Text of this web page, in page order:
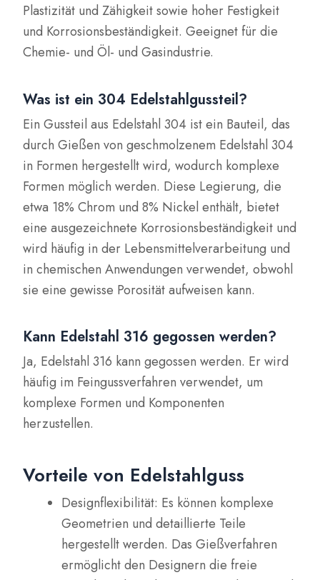
Plastizität und Zähigkeit sowie hoher Festigkeit
und Korrosionsbeständigkeit. Geeignet für die
Chemie- und Öl- und Gasindustrie.
Was ist ein 304 Edelstahlgussteil?
Ein Gussteil aus Edelstahl 304 ist ein Bauteil, das
durch Gießen von geschmolzenem Edelstahl 304
in Formen hergestellt wird, wodurch komplexe
Formen möglich werden. Diese Legierung, die
etwa 18% Chrom und 8% Nickel enthält, bietet
eine ausgezeichnete Korrosionsbeständigkeit und
wird häufig in der Lebensmittelverarbeitung und
in chemischen Anwendungen verwendet, obwohl
sie eine gewisse Porosität aufweisen kann.
Kann Edelstahl 316 gegossen werden?
Ja, Edelstahl 316 kann gegossen werden. Er wird
häufig im Feingussverfahren verwendet, um
komplexe Formen und Komponenten
herzustellen.
Vorteile von Edelstahlguss
Designflexibilität: Es können komplexe
Geometrien und detaillierte Teile
hergestellt werden. Das Gießverfahren
ermöglicht den Designern die freie